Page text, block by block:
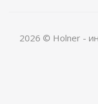
2026 © Holner -